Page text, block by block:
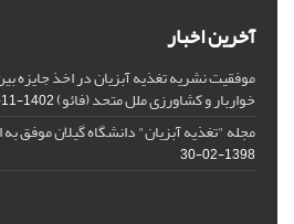
آخرین اخبار
موفقیت نشریه تغذیه آبزیان در اخذ جایزه
خواربار و کشاورزی ملل متحد (فائو)1402-11-08
مجله "تغذیه آبزیان" دانشگاه گیلان موفق
1398-02-30